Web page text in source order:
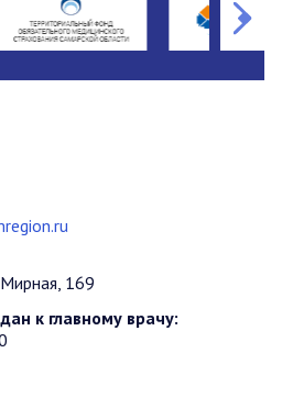
169
к главному врачу: